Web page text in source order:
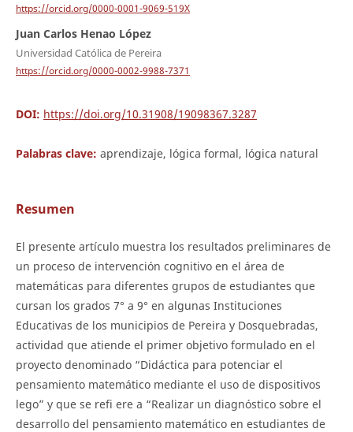
https://orcid.org/0000-0001-9069-519X
Juan Carlos Henao López
Universidad Católica de Pereira
https://orcid.org/0000-0002-9988-7371
DOI: https://doi.org/10.31908/19098367.3287
Palabras clave: aprendizaje, lógica formal, lógica natural
Resumen
El presente artículo muestra los resultados preliminares de
un proceso de intervención cognitivo en el área de
matemáticas para diferentes grupos de estudiantes que
cursan los grados 7° a 9° en algunas Instituciones
Educativas de los municipios de Pereira y Dosquebradas,
actividad que atiende el primer objetivo formulado en el
proyecto denominado “Didáctica para potenciar el
pensamiento matemático mediante el uso de dispositivos
lego” y que se refi ere a “Realizar un diagnóstico sobre el
desarrollo del pensamiento matemático en estudiantes de